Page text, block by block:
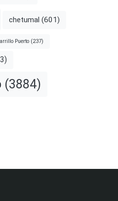
chetumal (601)
Puerto (237)
(3884)